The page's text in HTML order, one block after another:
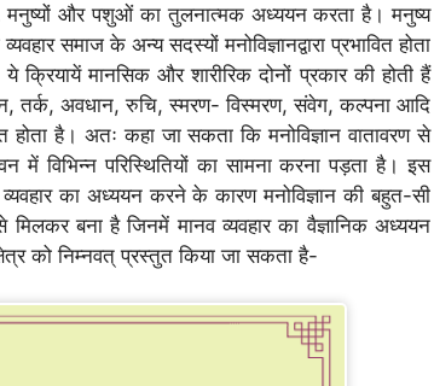
मनुष्यों और पशुओं का तुलनात्मक अध्ययन करता है। मनुष्य
समाज के अन्य सदस्यों मनोविज्ञानद्वारा प्रभावित होता
मानसिक और शारीरिक दोनों प्रकार की होती हैं
तर्क, अवधान, रुचि, स्मरण- विस्मरण, संवेग, कल्पना आदि
है। अतः कहा जा सकता कि मनोविज्ञान वातावरण से
विभिन्न परिस्थितियों का सामना करना पड़ता है। इस
व्यवहार का अध्ययन करने के कारण मनोविज्ञान की बहुत-सी
मिलकर बना है जिनमें मानव व्यवहार का वैज्ञानिक अध्ययन
को निम्नवत् प्रस्तुत किया जा सकता है-